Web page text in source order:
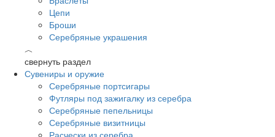
Цепи
Броши
Серебряные украшения
︿
свернуть раздел
Сувениры и оружие
Серебряные портсигары
Футляры под зажигалку из серебра
Серебряные пепельницы
Серебряные визитницы
Расчески из серебра